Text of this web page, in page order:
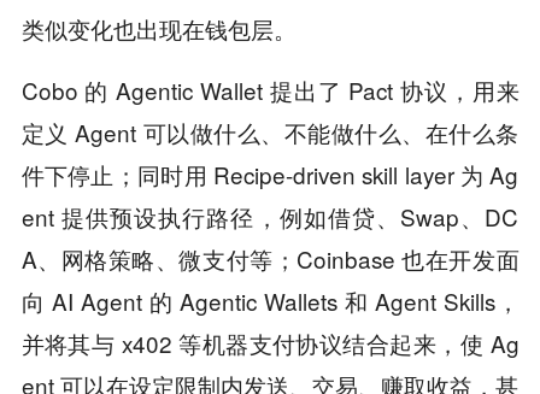
类似变化也出现在钱包层。
Cobo 的 Agentic Wallet 提出了 Pact 协议，用来
定义 Agent 可以做什么、不能做什么、在什么条
件下停止；同时用 Recipe-driven skill layer 为 Ag
ent 提供预设执行路径，例如借贷、Swap、DC
A、网格策略、微支付等；Coinbase 也在开发面
向 AI Agent 的 Agentic Wallets 和 Agent Skills，
并将其与 x402 等机器支付协议结合起来，使 Ag
ent 可以在设定限制内发送、交易、赚取收益，甚